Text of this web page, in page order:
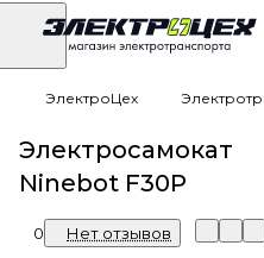
ЭлектроЦех
Электросамокат
Ninebot F30P
0 Нет отзывов